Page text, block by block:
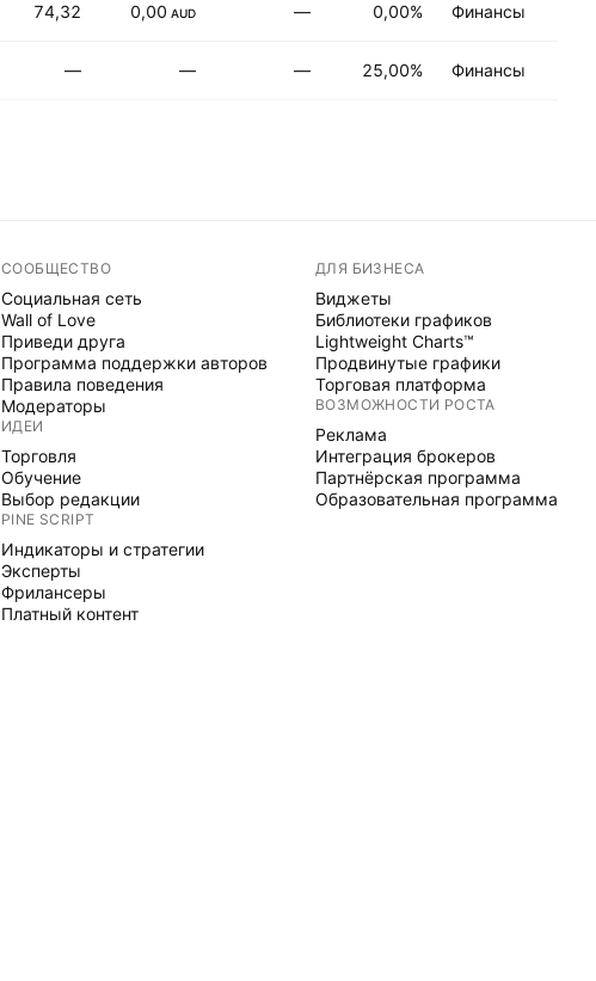
74,32 0,00 AUD — 0,00% Финансы
— — — 25,00% Финансы
СООБЩЕСТВО
Социальная сеть
Wall of Love
Приведи друга
Программа поддержки авторов
Правила поведения
Модераторы
ИДЕИ
Торговля
Обучение
Выбор редакции
PINE SCRIPT
Индикаторы и стратегии
Эксперты
Фрилансеры
Платный контент
ДЛЯ БИЗНЕСА
Виджеты
Библиотеки графиков
Lightweight Charts™
Продвинутые графики
Торговая платформа
ВОЗМОЖНОСТИ РОСТА
Реклама
Интеграция брокеров
Партнёрская программа
Образовательная программа